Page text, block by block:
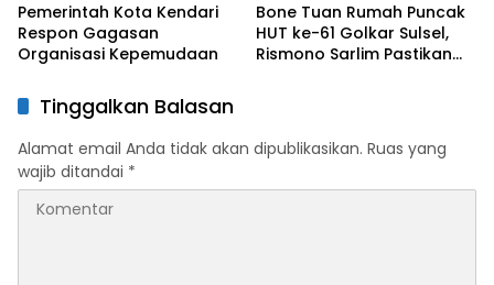
Pemerintah Kota Kendari
Respon Gagasan
Organisasi Kepemudaan
Bone Tuan Rumah Puncak
HUT ke-61 Golkar Sulsel,
Rismono Sarlim Pastikan
Tinggalkan Balasan
Alamat email Anda tidak akan dipublikasikan. Ruas yang
wajib ditandai *